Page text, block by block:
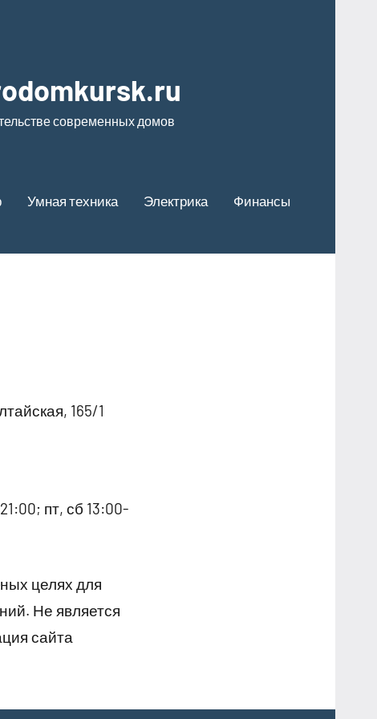
современных домов
Умная техника Электрика Финансы
165/1
пт, сб 13:00-
целях для
Не является
сайта